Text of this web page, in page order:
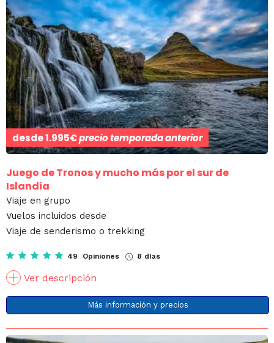
desde1.995€precio temporada anterior
Juego de Tronos y mucho más por el sur de
Islandia
Viaje en grupo
Vuelos incluidos desde
Viaje de senderismo o trekking
49 Opiniones 8 días
Ver descripción
Más información y precios